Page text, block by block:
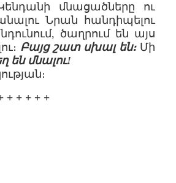
մնացածները ու
Նրան հանդիպելու
ծաղրում են այս
Բայց շատ սխալ են։Մի
են մնալու!
+ + + + +